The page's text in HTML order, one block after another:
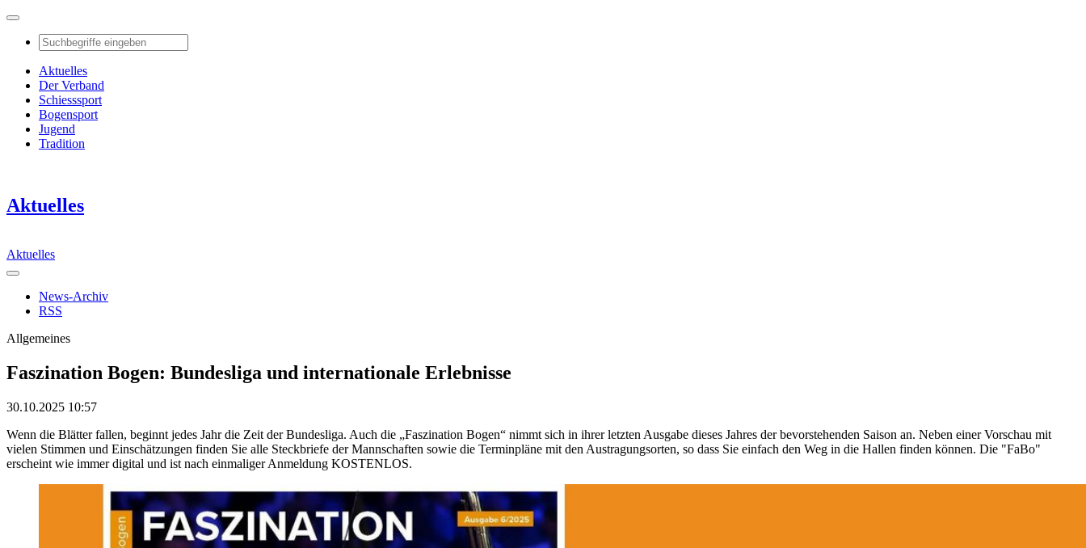
Aktuelles
Der Verband
Schiesssport
Bogensport
Jugend
Tradition
Aktuelles
Aktuelles
News-Archiv
RSS
Allgemeines
Faszination Bogen: Bundesliga und internationale Erlebnisse
30.10.2025 10:57
Wenn die Blätter fallen, beginnt jedes Jahr die Zeit der Bundesliga. Auch die „Faszination Bogen“ nimmt sich in ihrer letzten Ausgabe dieses Jahres der bevorstehenden Saison an. Neben einer Vorschau mit
vielen Stimmen und Einschätzungen finden Sie alle Steckbriefe der Mannschaften sowie die Terminpläne mit den Austragungsorten, so dass Sie einfach den Weg in die Hallen finden können. Die "FaBo"
erscheint wie immer digital und ist nach einmaliger Anmeldung KOSTENLOS.